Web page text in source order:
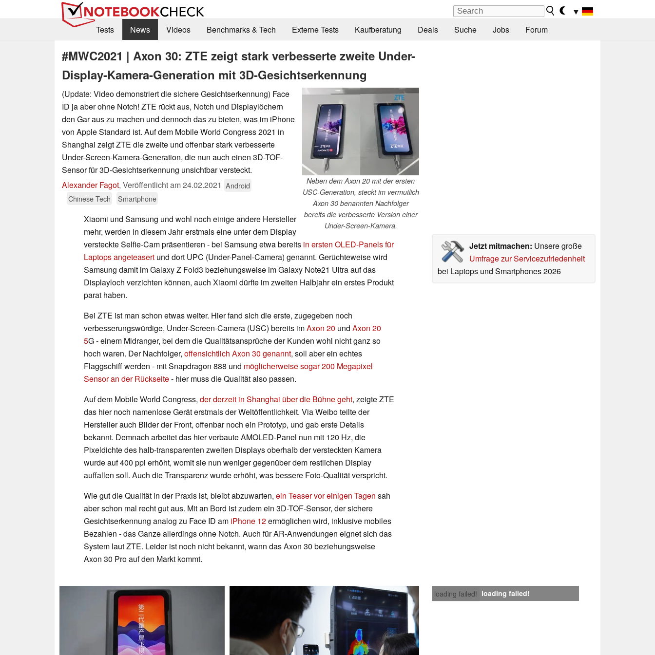
▼
Tests
News Videos Benchmarks & Tech Externe Tests Kaufberatung Deals Suche Jobs Forum
#MWC2021 | Axon 30: ZTE zeigt stark verbesserte zweite Under-
Display-Kamera-Generation mit 3D-Gesichtserkennung
Neben dem Axon 20 mit der ersten
USC-Generation, steckt im vermutlich
Axon 30 benannten Nachfolger
bereits die verbesserte Version einer
Under-Screen-Kamera.
(Update: Video demonstriert die sichere Gesichtserkennung) Face
ID ja aber ohne Notch! ZTE rückt aus, Notch und Displaylöchern
den Gar aus zu machen und dennoch das zu bieten, was im iPhone
von Apple Standard ist. Auf dem Mobile World Congress 2021 in
Shanghai zeigt ZTE die zweite und offenbar stark verbesserte
Under-Screen-Kamera-Generation, die nun auch einen 3D-TOF-
Sensor für 3D-Gesichtserkennung unsichtbar versteckt.
Alexander Fagot, Veröffentlicht am24.02.2021 Android
Chinese Tech
Smartphone
Jetzt mitmachen: Unsere große
Umfrage zur Servicezufriedenheit
bei Laptops und Smartphones 2026
Xiaomi und Samsung und wohl noch einige andere Hersteller
mehr, werden in diesem Jahr erstmals eine unter dem Display
versteckte Selfie-Cam präsentieren - bei Samsung etwa bereits in ersten OLED-Panels für
Laptops angeteasert und dort UPC (Under-Panel-Camera) genannt. Gerüchteweise wird
Samsung damit im Galaxy Z Fold3 beziehungsweise im Galaxy Note21 Ultra auf das
Displayloch verzichten können, auch Xiaomi dürfte im zweiten Halbjahr ein erstes Produkt
parat haben.
Bei ZTE ist man schon etwas weiter. Hier fand sich die erste, zugegeben noch
verbesserungswürdige, Under-Screen-Camera (USC) bereits imAxon 20 und Axon 20
5G - einem Midranger, bei dem die Qualitätsansprüche der Kunden wohl nicht ganz so
hoch waren. Der Nachfolger, offensichtlich Axon 30 genannt, soll aber ein echtes
Flaggschiff werden - mit Snapdragon 888 und möglicherweise sogar 200 Megapixel
Sensor an der Rückseite- hier muss die Qualität also passen.
Auf dem Mobile World Congress, der derzeit in Shanghai über die Bühne geht, zeigte ZTE
das hier noch namenlose Gerät erstmals der Weltöffentlichkeit. Via Weibo teilte der
Hersteller auch Bilder der Front, offenbar noch ein Prototyp, und gab erste Details
bekannt. Demnach arbeitet das hier verbaute AMOLED-Panel nun mit 120 Hz, die
Pixeldichte des halb-transparenten zweiten Displays oberhalb der versteckten Kamera
wurde auf 400 ppi erhöht, womit sie nun weniger gegenüber dem restlichen Display
auffallen soll. Auch die Transparenz wurde erhöht, was bessere Foto-Qualität verspricht.
Wie gut die Qualität in der Praxis ist, bleibt abzuwarten, ein Teaser vor einigen Tagen sah
aber schon mal recht gut aus. Mit an Bord ist zudem ein 3D-TOF-Sensor, der sichere
Gesichtserkennung analog zu Face ID am iPhone 12ermöglichen wird, inklusive mobiles
Bezahlen - das Ganze allerdings ohne Notch. Auch für AR-Anwendungen eignet sich das
System laut ZTE. Leider ist noch nicht bekannt, wann das Axon 30 beziehungsweise
Axon 30 Pro auf den Markt kommt.
loading failed! loading failed!